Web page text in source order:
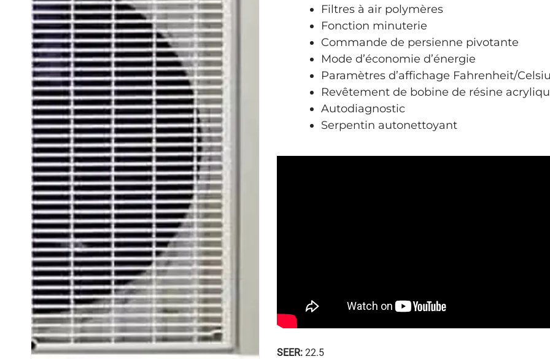
Filtres à air polymères
Fonction minuterie
Commande de persienne pivotante
Mode d’économie d’énergie
Paramètres d’affichage Fahrenheit/
Revêtement de bobine de résine
Autodiagnostic
Serpentin autonettoyant
SEER: 22.5